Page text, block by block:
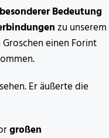
besonderer Bedeutung
zu unserem
einen Forint
Er äußerte die
großen